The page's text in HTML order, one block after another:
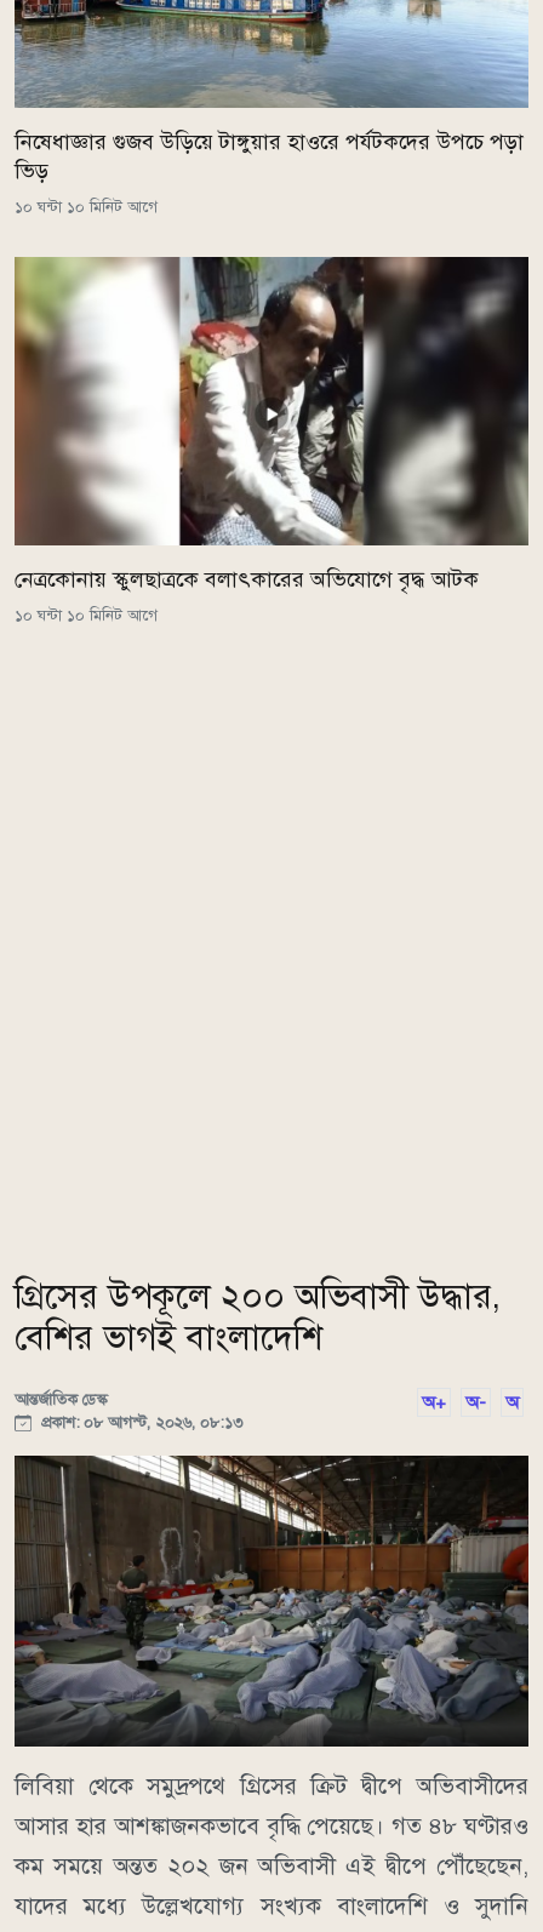
নিষেধাজ্ঞার গুজব উড়িয়ে টাঙ্গুয়ার হাওরে পর্যটকদের উপচে পড়া
ভিড়
১০ ঘন্টা ১০ মিনিট আগে
নেত্রকোনায় স্কুলছাত্রকে বলাৎকারের অভিযোগে বৃদ্ধ আটক
১০ ঘন্টা ১০ মিনিট আগে
গ্রিসের উপকূলে ২০০ অভিবাসী উদ্ধার,
বেশির ভাগই বাংলাদেশি
আন্তর্জাতিক ডেস্ক
প্রকাশ: ০৮ আগস্ট, ২০২৬, ০৮:১৩
অ+ অ- অ
লিবিয়া থেকে সমুদ্রপথে গ্রিসের ক্রিট দ্বীপে অভিবাসীদের
আসার হার আশঙ্কাজনকভাবে বৃদ্ধি পেয়েছে। গত ৪৮ ঘণ্টারও
কম সময়ে অন্তত ২০২ জন অভিবাসী এই দ্বীপে পৌঁছেছেন,
যাদের মধ্যে উল্লেখযোগ্য সংখ্যক বাংলাদেশি ও সুদানি